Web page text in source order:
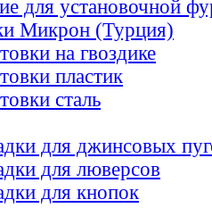
для установочной
Микрон (Турция)
на гвоздике
пластик
сталь
для джинсовых
для люверсов
для кнопок